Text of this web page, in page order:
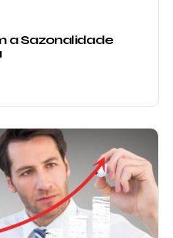
a Sazonalidade